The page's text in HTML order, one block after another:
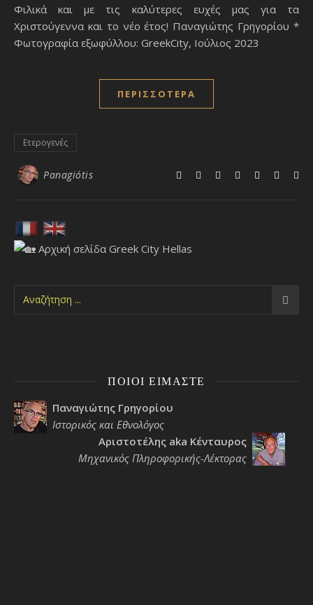
Φιλικά και με τις καλύτερες ευχές μας για τα
Χριστούγεννα και το νέο έτος! Παναγιώτης Γρηγορίου *
Φωτογραφία εξωφύλλου: GreekCity, Ιούλιος 2023
ΠΕΡΙΣΣΌΤΕΡΑ
Ετερογενές
Panagiótis
ΠΟΙΟΙ ΕΊΜΑΣΤΕ
Παναγιώτης Γρηγορίου
Ιστορικός και Εθνολόγος
Αριστοτέλης aka Κένταυρος
Μηχανικός Πληροφορικής-Λέκτορας